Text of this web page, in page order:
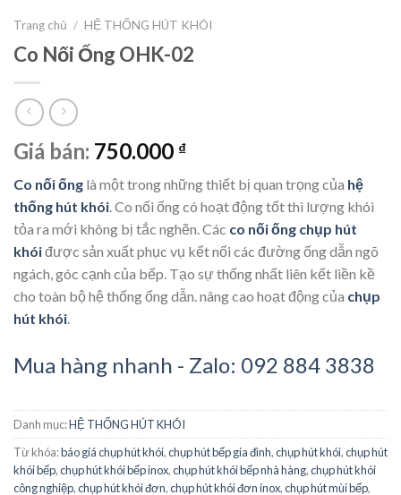
Trang chủ / HỆ THỐNG HÚT KHÓI
Co Nối Ống OHK-02
Giá bán: 750.000 ₫
Co nối ống là một trong những thiết bị quan trọng của hệ
thống hút khói. Co nối ống có hoạt động tốt thì lượng khói
tỏa ra mới không bị tắc nghẽn. Các co nối ống chụp hút
khóiđược sản xuất phục vụ kết nối các đường ống dẫn ngõ
ngách, góc cạnh của bếp. Tạo sự thống nhất liên kết liền kề
cho toàn bộ hệ thống ống dẫn. nâng cao hoạt động của chụp
hút khói.
Mua hàng nhanh - Zalo: 092 884 3838
Danh mục:HỆ THỐNG HÚT KHÓI
Từ khóa:báo giá chụp hút khói,chụp hút bếp gia đình,chụp hút khói,chụp hút
khói bếp,chụp hút khói bếp inox,chụp hút khói bếp nhà hàng,chụp hút khói
công nghiệp,chụp hút khói đơn,chụp hút khói đơn inox,chụp hút mùi bếp,